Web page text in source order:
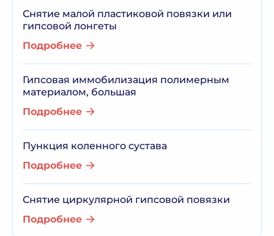
Снятие малой пластиковой повязки или
гипсовой лонгеты
Подробнее
Гипсовая иммобилизация полимерным
материалом, большая
Подробнее
Пункция коленного сустава
Подробнее
Снятие циркулярной гипсовой повязки
Подробнее